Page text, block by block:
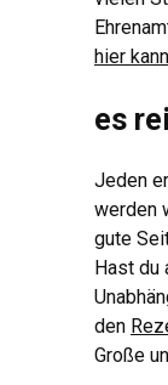
hier
es
Jeden
werden
gute
Hast du
den
Große